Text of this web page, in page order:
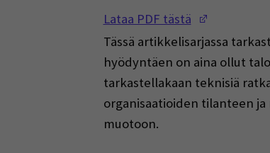
Lataa PDF tästä
Tässä artikkelisarjassa
hyödyntäen on aina ollut
tarkastellakaan teknisiä
organisaatioiden tilanteen
muotoon.